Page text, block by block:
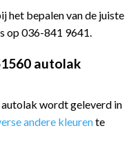
het bepalen van de juiste
op 036-841 9641.
autolak
wordt geleverd in
andere kleurente